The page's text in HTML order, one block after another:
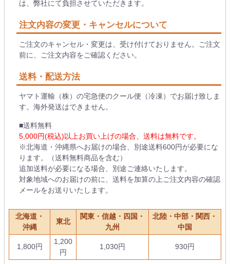
は、弊社にて負担させていただきます。
注文内容の変更・キャンセルについて
ご注文のキャンセル・変更は、受け付けておりません。ご注文
前に、ご注文内容をご確認ください。
送料・配送方法
ヤマト運輸（株）の宅急便のクール便（冷凍）でお届け致しま
す。海外発送はできません。
■送料無料
5,000円(税込)以上お買い上げの場合、送料は無料です。
※北海道・沖縄県へお届けの場合、別途送料600円が必要にな
ります。（送料無料商品を含む）
追加送料が必要になる場合、別途ご連絡いたします。
対象地域へのお届けの前に、送料を加算の上ご注文内容の確認
メールをお送りいたします。
北海道・
沖縄
東北
関東・信越・四国・
九州
北陸・中部・関西・
中国
1,800円
1,200
円
1,030円 930円